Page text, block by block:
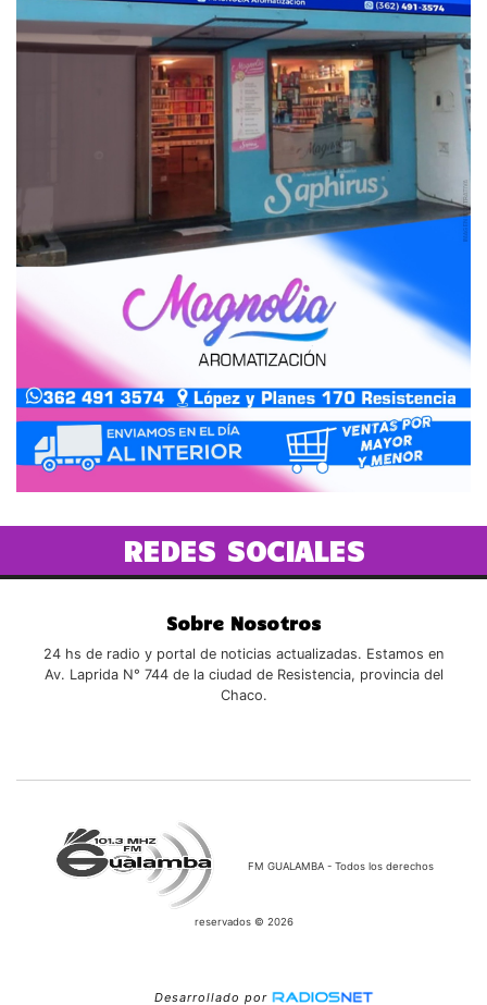
REDES SOCIALES
Sobre Nosotros
24 hs de radio y portal de noticias actualizadas. Estamos en
Av. Laprida N° 744 de la ciudad de Resistencia, provincia del
Chaco.
FM GUALAMBA - Todos los derechos
reservados © 2026
Desarrollado por